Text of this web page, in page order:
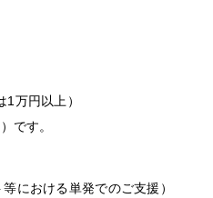
1万円以上）
です。
における単発でのご支援）